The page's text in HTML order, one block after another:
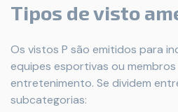
Tipos de visto
Os vistos P são emitidos para
equipes esportivas ou
entretenimento. Se dividem
subcategorias: